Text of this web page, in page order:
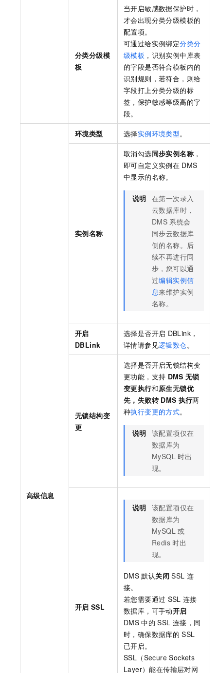
分类分级模
板
当开启敏感数据保护时，
才会出现分类分级模板的
配置项。
可通过给实例绑定分类分
级模板 ，识别实例中库表
的字段是否符合模板内的
识别规则，若符合，则给
字段打上分类分级的标
签，保护敏感等级高的字
段。
高级信息
环境类型 选择实例环境类型。
实例名称
取消勾选同步实例名称 ，
即可自定义实例在 DMS
中显示的名称。
说明 在第一次录入
云数据库时，
DMS 系统会
同步云数据库
侧的名称。后
续不再进行同
步，您可以通
过编辑实例信
息来维护实例
名称。
开启
DBLink
选择是否开启 DBLink，
详情请参见逻辑数仓。
无锁结构变
更
选择是否开启无锁结构变
更功能，支持 DMS 无锁
变更执行和原生无锁优
先，失败转 DMS 执行两
种执行变更的方式。
说明 该配置项仅在
数据库为
MySQL 时出
现。
开启 SSL
说明 该配置项仅在
数据库为
MySQL 或
Redis 时出
现。
DMS 默认关闭 SSL 连
接。
若您需要通过 SSL 连接
数据库，可手动开启
DMS 中的 SSL 连接，同
时，确保数据库的 SSL
已开启。
SSL（Secure Sockets
Layer）能在传输层对网